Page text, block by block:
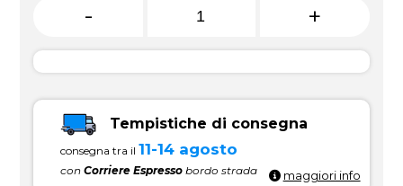
- +
Tempistiche di consegna
consegna tra il 11-14 agosto
conCorriere Espresso bordo strada maggiori info